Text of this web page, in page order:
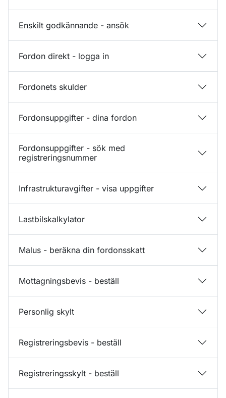
Enskilt godkännande - ansök
Fordon direkt - logga in
Fordonets skulder
Fordonsuppgifter - dina fordon
Fordonsuppgifter - sök med
registreringsnummer
Infrastrukturavgifter - visa uppgifter
Lastbilskalkylator
Malus - beräkna din fordonsskatt
Mottagningsbevis - beställ
Personlig skylt
Registreringsbevis - beställ
Registreringsskylt - beställ